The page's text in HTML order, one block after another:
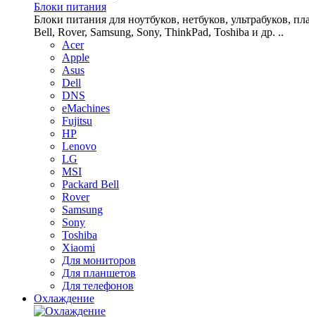
Блоки питания
Блоки питания для ноутбуков, нетбуков, ультрабуков,
Bell, Rover, Samsung, Sony, ThinkPad, Toshiba и др. ..
Acer
Apple
Asus
Dell
DNS
eMachines
Fujitsu
HP
Lenovo
LG
MSI
Packard Bell
Rover
Samsung
Sony
Toshiba
Xiaomi
Для мониторов
Для планшетов
Для телефонов
Охлаждение